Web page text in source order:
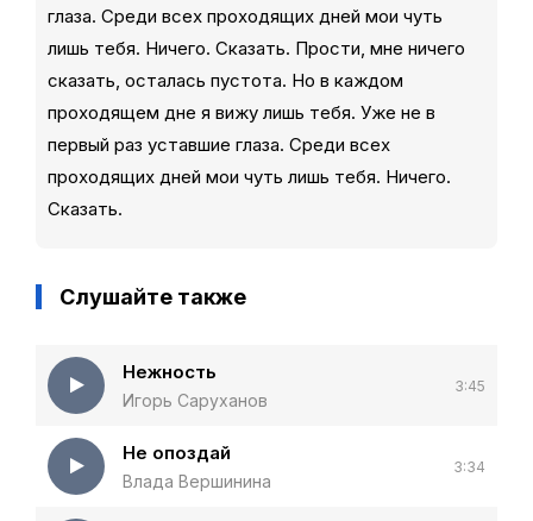
глаза. Среди всех проходящих дней мои чуть
лишь тебя. Ничего. Сказать. Прости, мне ничего
сказать, осталась пустота. Но в каждом
проходящем дне я вижу лишь тебя. Уже не в
первый раз уставшие глаза. Среди всех
проходящих дней мои чуть лишь тебя. Ничего.
Сказать.
Слушайте также
Нежность
Игорь Саруханов
3:45
Не опоздай
Влада Вершинина
3:34